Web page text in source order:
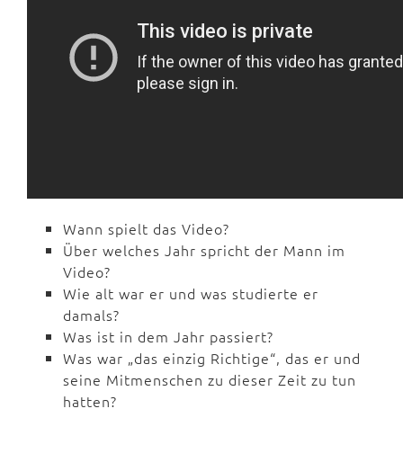
Wann spielt das Video?
Über welches Jahr spricht der Mann im
Video?
Wie alt war er und was studierte er
damals?
Was ist in dem Jahr passiert?
Was war „das einzig Richtige“, das er und
seine Mitmenschen zu dieser Zeit zu tun
hatten?